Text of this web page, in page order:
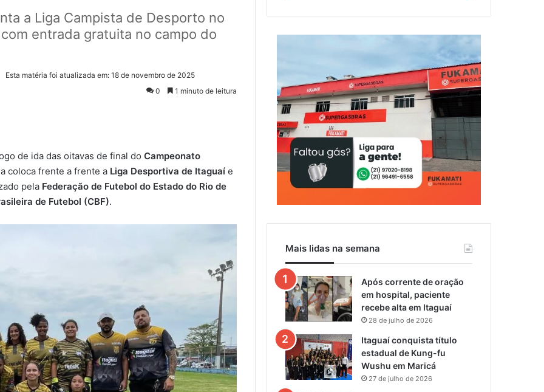
a Liga Campista de Desporto no
entrada gratuita no campo do
Esta matéria foi atualizada em: 18 de novembro de 2025
0
1 minuto de leitura
de ida das oitavas de final do Campeonato
coloca frente a frente a Liga Desportiva de Itaguaí e
pela Federação de Futebol do Estado do Rio de
de Futebol (CBF).
Mais lidas na semana
Após corrente de oração
em hospital, paciente
recebe alta em Itaguaí
28 de julho de 2026
Itaguaí conquista título
estadual de Kung-fu
Wushu em Maricá
27 de julho de 2026